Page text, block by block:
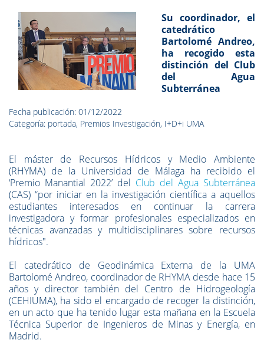
Su coordinador, el
catedrático
Bartolomé Andreo,
ha recogido esta
distinción del Club
del Agua
Subterránea
Fecha publicación: 01/12/2022
Categoría: portada, Premios Investigación, I+D+i UMA
El máster de Recursos Hídricos y Medio Ambiente
(RHYMA) de la Universidad de Málaga ha recibido el
‘Premio Manantial 2022’ del Club del Agua Subterránea
(CAS) “por iniciar en la investigación científica a aquellos
estudiantes interesados en continuar la carrera
investigadora y formar profesionales especializados en
técnicas avanzadas y multidisciplinares sobre recursos
hídricos".
El catedrático de Geodinámica Externa de la UMA
Bartolomé Andreo, coordinador de RHYMA desde hace 15
años y director también del Centro de Hidrogeología
(CEHIUMA), ha sido el encargado de recoger la distinción,
en un acto que ha tenido lugar esta mañana en la Escuela
Técnica Superior de Ingenieros de Minas y Energía, en
Madrid.